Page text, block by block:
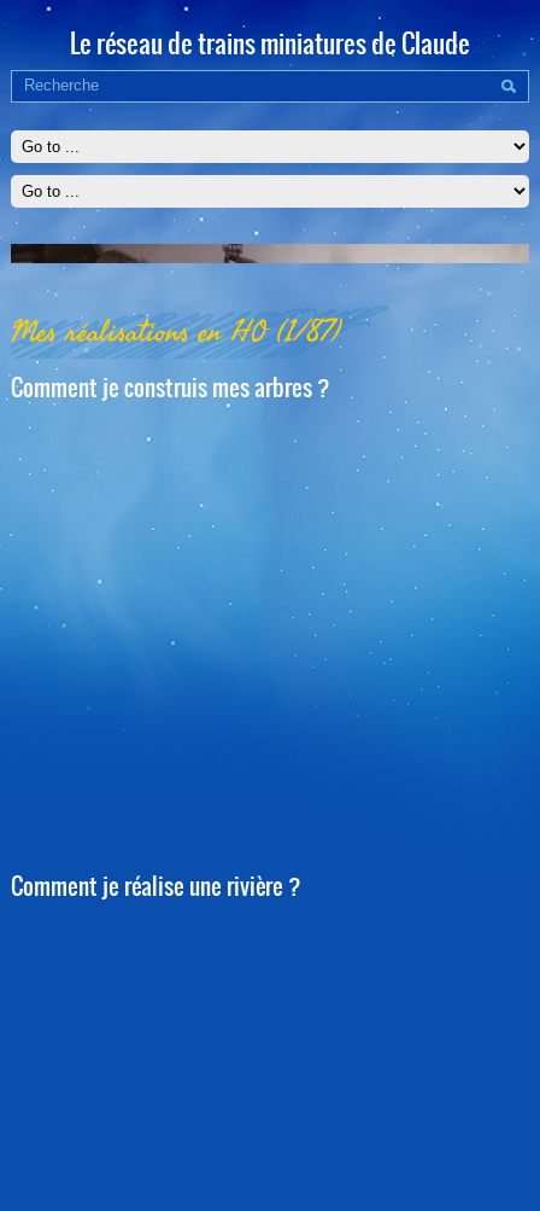
Le réseau de trains miniatures de Claude
Mes réalisations en HO (1/87)
Comment je construis mes arbres ?
Comment je réalise une rivière ?